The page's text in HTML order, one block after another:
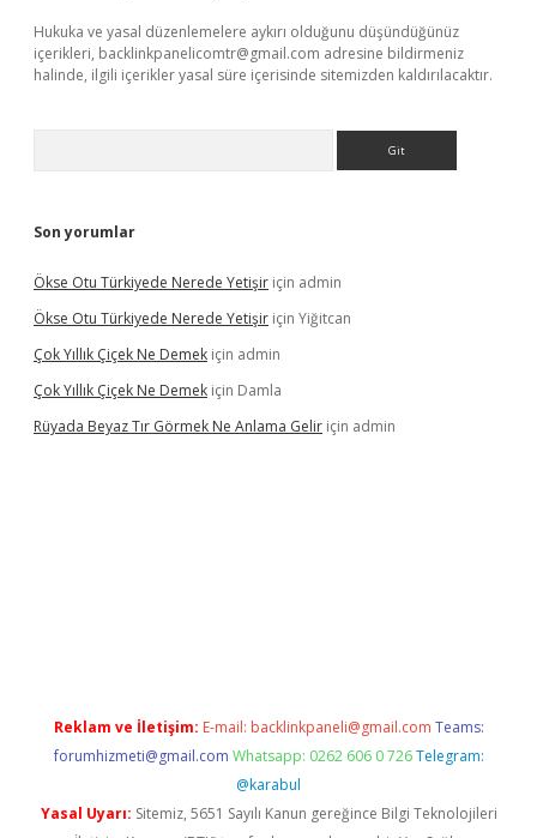
Hukuka ve yasal düzenlemelere aykırı olduğunu düşündüğünüz
içerikleri, backlinkpanelicomtr@gmail.com adresine bildirmeniz
halinde, ilgili içerikler yasal süre içerisinde sitemizden kaldırılacaktır.
Son yorumlar
Ökse Otu Türkiyede Nerede Yetişir için admin
Ökse Otu Türkiyede Nerede Yetişir için Yiğitcan
Çok Yıllık Çiçek Ne Demek için admin
Çok Yıllık Çiçek Ne Demek için Damla
Rüyada Beyaz Tır Görmek Ne Anlama Gelir için admin
Reklam ve İletişim: E-mail: backlinkpaneli@gmail.com Teams:
forumhizmeti@gmail.com Whatsapp: 0262 606 0 726 Telegram:
@karabul
Yasal Uyarı: Sitemiz, 5651 Sayılı Kanun gereğince Bilgi Teknolojileri